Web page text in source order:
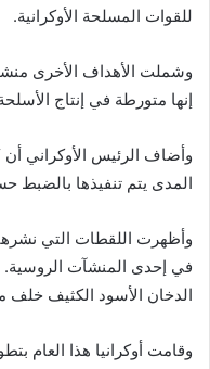
للقوات المسلحة الأوكرانية.
وشملت الأهداف الأخرى
إنها متورطة في إنتاج
وأضاف الرئيس الأوكراني
المدى يتم تنفيذها بالضبط
وأظهرت اللقطات التي
في إحدى المنشآت
الدخان الأسود الكثيف
وقامت أوكرانيا هذا العام